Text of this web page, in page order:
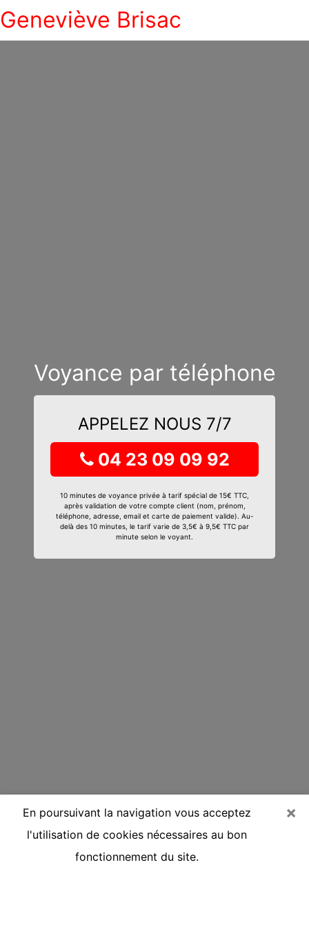
Geneviève Brisac
Voyance par téléphone
APPELEZ NOUS 7/7
04 23 09 09 92
10 minutes de voyance privée à tarif spécial de 15€ TTC,
après validation de votre compte client (nom, prénom,
téléphone, adresse, email et carte de paiement valide). Au-
delà des 10 minutes, le tarif varie de 3,5€ à 9,5€ TTC par
minute selon le voyant.
×
En poursuivant la navigation vous acceptez
l'utilisation de cookies nécessaires au bon
fonctionnement du site.